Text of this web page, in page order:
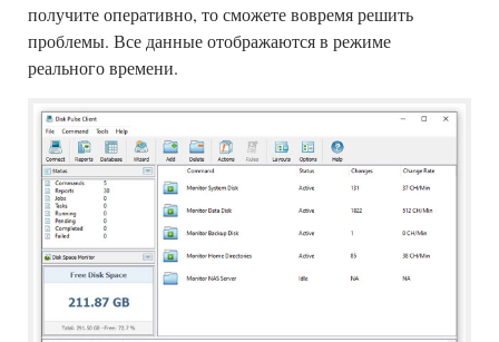
получите оперативно, то сможете вовремя решить
проблемы. Все данные отображаются в режиме
реального времени.